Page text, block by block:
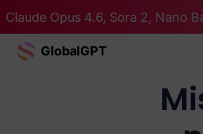
Claude Opus 4.6, Sora 2, Nano
GlobalGPT